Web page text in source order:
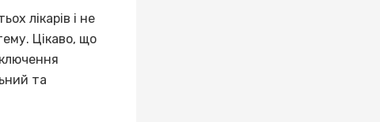
лікарів і не
Цікаво, що
та